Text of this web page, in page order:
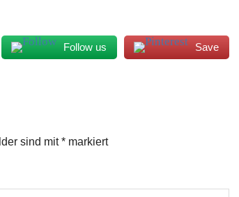
Follow us Save
sind mit* markiert